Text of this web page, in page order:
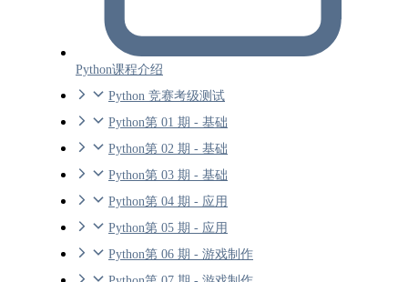
Python课程介绍
Python 竞赛考级测试
Python第 01 期 - 基础
Python第 02 期 - 基础
Python第 03 期 - 基础
Python第 04 期 - 应用
Python第 05 期 - 应用
Python第 06 期 - 游戏制作